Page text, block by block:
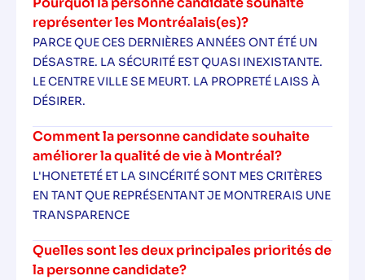
représenter les Montréalais(es)?
PARCE QUE CES DERNIÈRES ANNÉES ONT ÉTÉ UN
DÉSASTRE. LA SÉCURITÉ EST QUASI INEXISTANTE.
LE CENTRE VILLE SE MEURT. LA PROPRETÉ LAISS À
DÉSIRER.
Comment la personne candidate souhaite
améliorer la qualité de vie à Montréal?
L'HONETETÉ ET LA SINCÉRITÉ SONT MES CRITÈRES
EN TANT QUE REPRÉSENTANT JE MONTRERAIS UNE
TRANSPARENCE
Quelles sont les deux principales priorités de
la personne candidate?